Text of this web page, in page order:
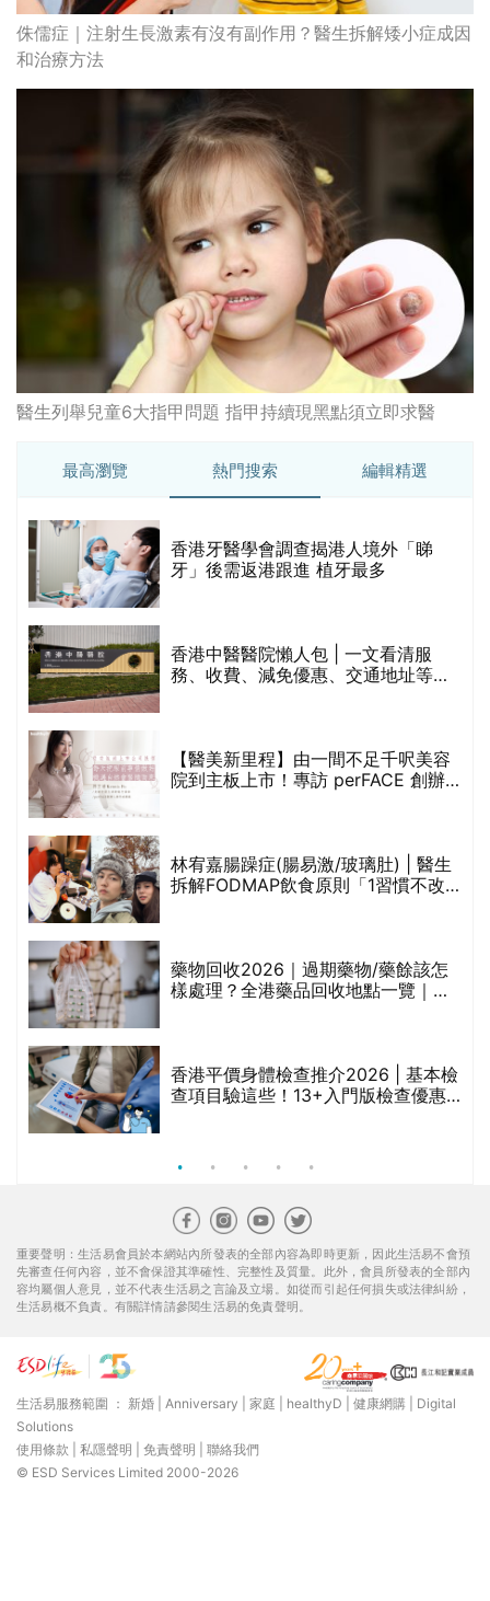
侏儒症｜注射生長激素有沒有副作用？醫生拆解矮小症成因
和治療方法
醫生列舉兒童6大指甲問題 指甲持續現黑點須立即求醫
最高瀏覽 熱門搜索 編輯精選
香港牙醫學會調查揭港人境外「睇
牙」後需返港跟進 植牙最多
香港中醫醫院懶人包 | 一文看清服
務、收費、減免優惠、交通地址等
【醫美新里程】由一間不足千呎美容
院到主板上市！專訪 perFACE 創辦
林宥嘉腸躁症(腸易激/玻璃肚) | 醫生
拆解FODMAP飲食原則「1習慣不改
藥物回收2026｜過期藥物/藥餘該怎
樣處理？全港藥品回收地點一覽｜屈
香港平價身體檢查推介2026 | 基本檢
查項目驗這些！13+入門版檢查優惠
重要聲明：生活易會員於本網站內所發表的全部內容為即時更新，因此生活易不會預
先審查任何內容，並不會保證其準確性、完整性及質量。此外，會員所發表的全部內
容均屬個人意見，並不代表生活易之言論及立場。如從而引起任何損失或法律糾紛，
生活易概不負責。有關詳情請參閱生活易的免責聲明。
生活易服務範圍 ： 新婚 Anniversary 家庭 healthyD 健康網購
Digital
Solutions
使用條款
私隱聲明 免責聲明
聯絡我們
© ESD Services Limited 2000-2026